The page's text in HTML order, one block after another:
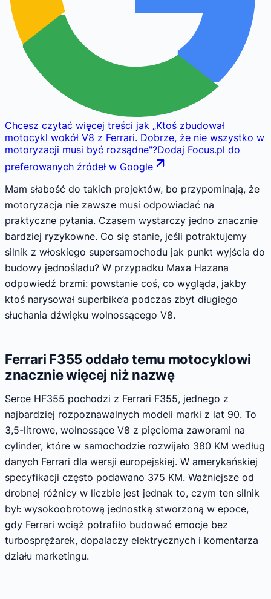
Chcesz czytać więcej treści jak „Ktoś zbudował
motocykl wokół V8 z Ferrari. Dobrze, że nie wszystko w
motoryzacji musi być rozsądne"?Dodaj Focus.pl do
preferowanych źródeł w Google
Mam słabość do takich projektów, bo przypominają, że
motoryzacja nie zawsze musi odpowiadać na
praktyczne pytania. Czasem wystarczy jedno znacznie
bardziej ryzykowne. Co się stanie, jeśli potraktujemy
silnik z włoskiego supersamochodu jak punkt wyjścia do
budowy jednośladu? W przypadku Maxa Hazana
odpowiedź brzmi: powstanie coś, co wygląda, jakby
ktoś narysował superbike’a podczas zbyt długiego
słuchania dźwięku wolnossącego V8.
Ferrari F355 oddało temu motocyklowi
znacznie więcej niż nazwę
Serce HF355 pochodzi z Ferrari F355, jednego z
najbardziej rozpoznawalnych modeli marki z lat 90. To
3,5-litrowe, wolnossące V8 z pięcioma zaworami na
cylinder, które w samochodzie rozwijało 380 KM według
danych Ferrari dla wersji europejskiej. W amerykańskiej
specyfikacji często podawano 375 KM. Ważniejsze od
drobnej różnicy w liczbie jest jednak to, czym ten silnik
był: wysokoobrotową jednostką stworzoną w epoce,
gdy Ferrari wciąż potrafiło budować emocje bez
turbosprężarek, dopalaczy elektrycznych i komentarza
działu marketingu.